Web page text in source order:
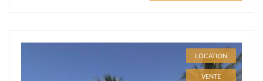
LOCATION
VENTE